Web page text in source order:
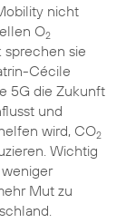
nicht
O2
sprechen sie
Cécile
5G die Zukunft
und
wird, CO2
Wichtig
Mut zu